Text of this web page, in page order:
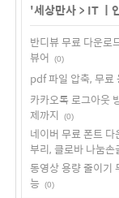
'세상만사> IT ㅣ
반디뷰 무료 다운로
뷰어
(0)
pdf 파일 압축, 무료
카카오톡 로그아웃
제까지
(0)
네이버 무료 폰트
부리, 클로바 나눔손
동영상 용량 줄이기
능 (0)